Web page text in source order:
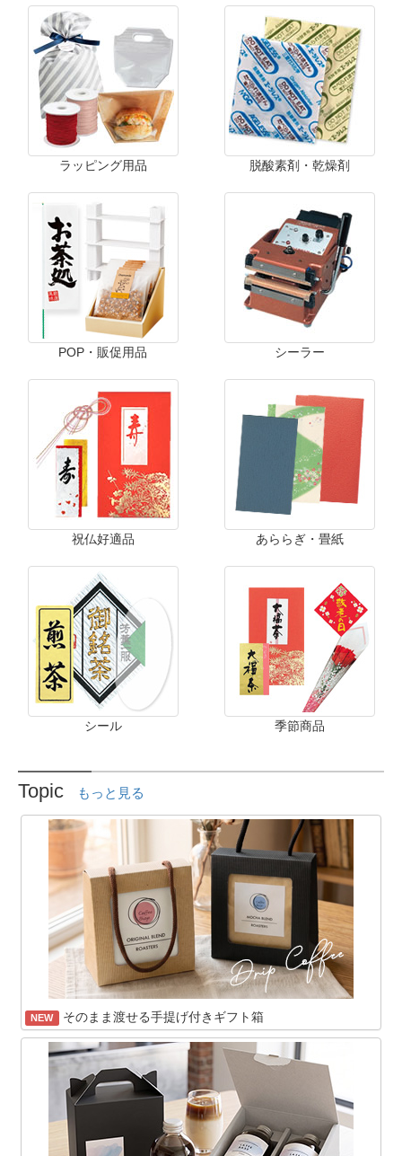
ラッピング用品 脱酸素剤・乾燥剤
POP・販促用品 シーラー
祝仏好適品 あららぎ・畳紙
シール 季節商品
Topic もっと見る
NEW そのまま渡せる手提げ付きギフト箱